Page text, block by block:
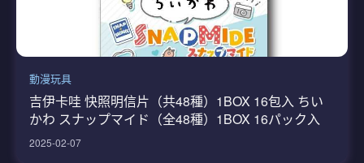
動漫玩具
吉伊卡哇 快照明信片（共48種）1BOX 16包入 ちい
かわ スナップマイド（全48種）1BOX 16パック入
2025-02-07